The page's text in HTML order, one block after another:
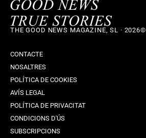
THE GOOD NEWS MAGAZINE, SL · 2026©
CONTACTE
NOSALTRES
POLÍTICA DE COOKIES
AVÍS LEGAL
POLÍTICA DE PRIVACITAT
CONDICIONS D'ÚS
SUBSCRIPCIONS